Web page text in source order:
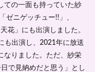
ての一面も持っていた紗
ゼニゲッチュー!!」、
花」にも出演しました。
も出演し、2021年に放送
なりました。ただ、紗栄
で見納めだと思う」とし